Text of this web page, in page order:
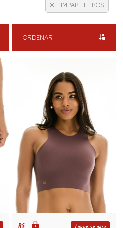
LIMPAR FILTROS
ORDENAR